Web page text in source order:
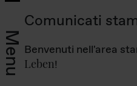
Menu
Comunicati
Benvenuti nell'area
Leben!